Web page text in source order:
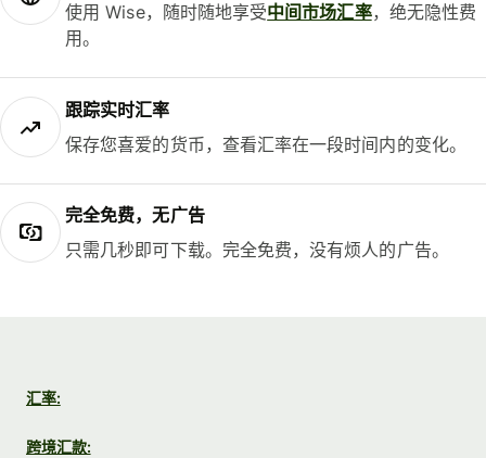
使用 Wise，随时随地享受中间市场汇率，绝无隐性费
用。
跟踪实时汇率
保存您喜爱的货币，查看汇率在一段时间内的变化。
完全免费，无广告
只需几秒即可下载。完全免费，没有烦人的广告。
汇率:
跨境汇款: